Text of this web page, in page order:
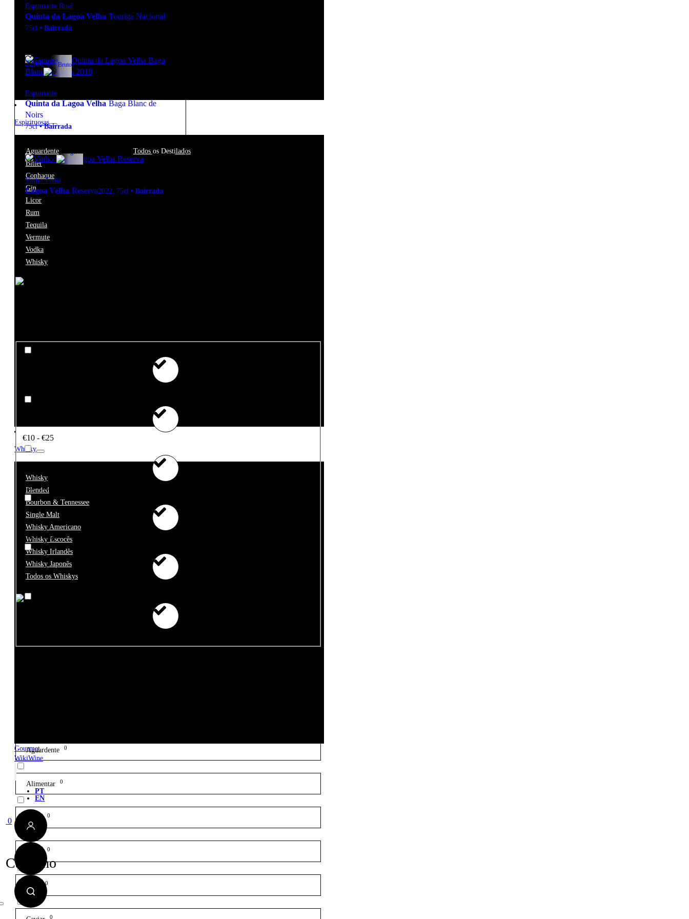
Espirituosas
Aguardente
Bitter
Conhaque
Gin
Licor
Rum
Tequila
Vermute
Vodka
Whisky
Todos os Destilados
Whisky
Whisky
Blended
Bourbon & Tennessee
Single Malt
Whisky Americano
Whisky Escocês
Whisky Irlandês
Whisky Japonês
Todos os Whiskys
Gourmet
WikiWine
PT
EN
0
Carrinho
Espumante Rosé
Quinta da Lagoa Velha Touriga Nacional
75cl • Bairrada
22,00€12ºBruto
Espumante
Quinta da Lagoa Velha Baga Blanc de
Noirs
75cl•Bairrada
12,00€12.5º Elegante
Vinho Tinto
Lagoa Velha Reserva2022, 75cl • Bairrada
New to our products?
Filtros
€10 - €25
€25 - €50
€50 - €100
Aguardente 0
Alimentar 0
Bitter 0
Caixa 0
0
0